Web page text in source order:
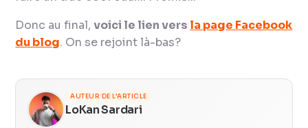
Donc au final,voici le lien vers la page Facebook
du blog. On se rejoint là-bas?
AUTEUR DE L'ARTICLE
LoKan Sardari